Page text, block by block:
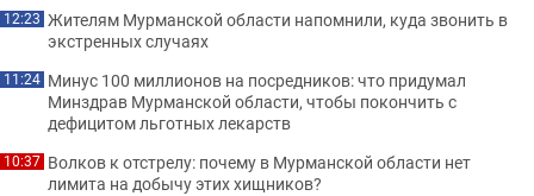
12:23 Жителям Мурманской области напомнили, куда звонить в
экстренных случаях
11:24 Минус 100 миллионов на посредников: что придумал
Минздрав Мурманской области, чтобы покончить с
дефицитом льготных лекарств
10:37 Волков к отстрелу: почему в Мурманской области нет
лимита на добычу этих хищников?